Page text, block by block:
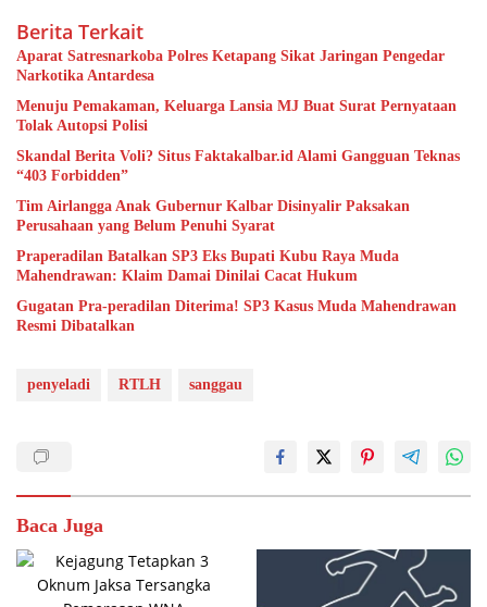
Berita Terkait
Aparat Satresnarkoba Polres Ketapang Sikat Jaringan Pengedar
Narkotika Antardesa
Menuju Pemakaman, Keluarga Lansia MJ Buat Surat Pernyataan
Tolak Autopsi Polisi
Skandal Berita Voli? Situs Faktakalbar.id Alami Gangguan Teknas
“403 Forbidden”
Tim Airlangga Anak Gubernur Kalbar Disinyalir Paksakan
Perusahaan yang Belum Penuhi Syarat
Praperadilan Batalkan SP3 Eks Bupati Kubu Raya Muda
Mahendrawan: Klaim Damai Dinilai Cacat Hukum
Gugatan Pra-peradilan Diterima! SP3 Kasus Muda Mahendrawan
Resmi Dibatalkan
penyeladi RTLH sanggau
Baca Juga